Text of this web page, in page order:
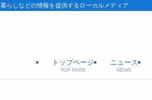
らしなどの情報を提供するローカルメディア
トップページ
TOP PAGE
ニュース
NEWS